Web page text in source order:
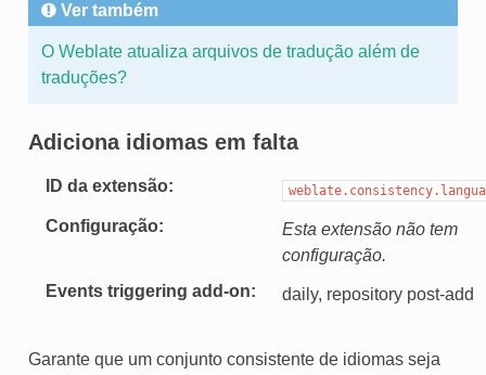
Ver também
O Weblate atualiza arquivos de tradução além de
traduções?
Adiciona idiomas em falta
ID da extensão
Configuração
Esta extensão não tem
configuração.
Events triggering add-on
daily, repository post-add
Garante que um conjunto consistente de idiomas seja